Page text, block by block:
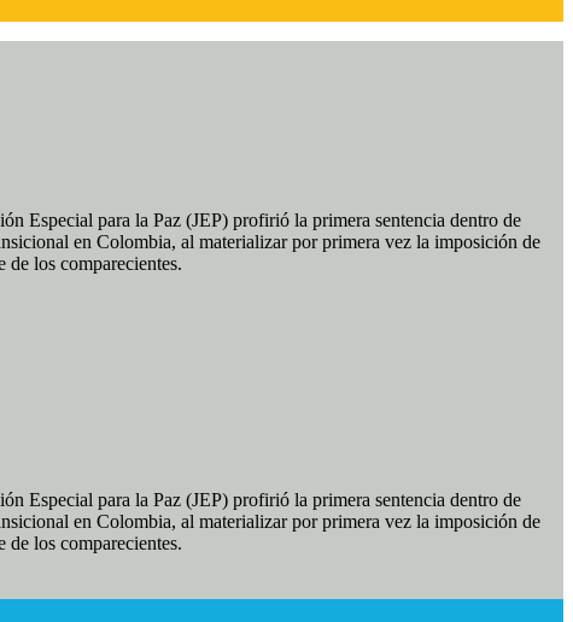
Especial para la Paz (JEP) profirió la primera sentencia dentro de
en Colombia, al materializar por primera vez la imposición de
de los comparecientes.
Especial para la Paz (JEP) profirió la primera sentencia dentro de
en Colombia, al materializar por primera vez la imposición de
de los comparecientes.